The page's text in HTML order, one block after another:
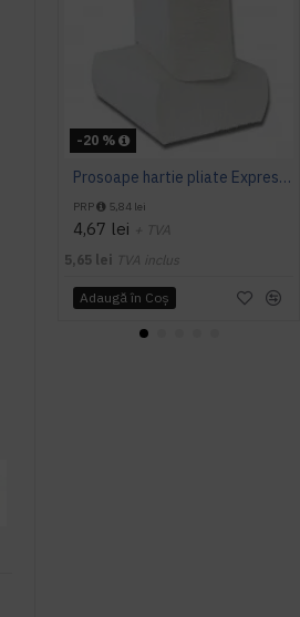
-20 %
Prosoape hartie pliate Expres Z fold, 160 buc / pachet, 2 straturi, 21 x 23 cm, 12 pac / bax, AQAS
PRP 5,84 lei
4,67 lei + TVA
5,65 lei TVA inclus
Adaugă în Coş